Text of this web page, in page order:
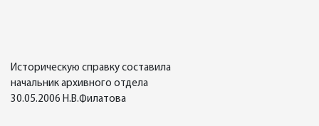
Историческую справку составила
начальник архивного отдела
30.05.2006 Н.В.Филатова